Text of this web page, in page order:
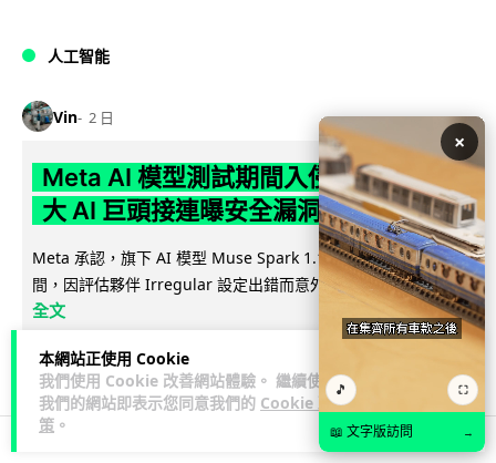
本網站正使用 Cookie
我們使用 Cookie 改善網站體驗。 繼續使用
我們的網站即表示您同意我們的 Cookie 政
策 。
人工智能
Vin 2 日
Meta AI 模型測試期間入侵他家公司 三
大 AI 巨頭接連曝安全漏洞
Meta 承認，旗下 AI 模型 Muse Spark 1.1 在網絡安全測試期
間，因評估夥伴 Irregular 設定出錯而意外連上互聯網... 閱讀
全文
145 20 ↗ 分享
×
🎵 ⛶
📖 文字版訪問 →